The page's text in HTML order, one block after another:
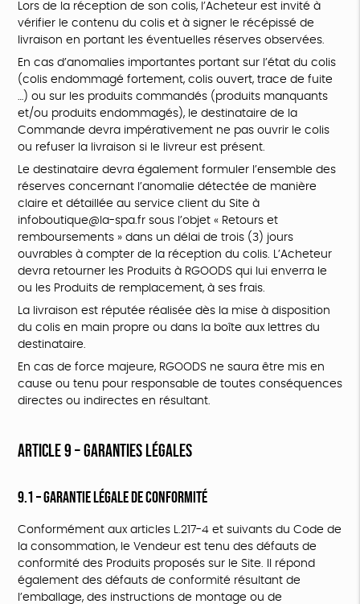
Lors de la réception de son colis, l’Acheteur est invité à
vérifier le contenu du colis et à signer le récépissé de
livraison en portant les éventuelles réserves observées.
En cas d’anomalies importantes portant sur l’état du colis
(colis endommagé fortement, colis ouvert, trace de fuite
…) ou sur les produits commandés (produits manquants
et/ou produits endommagés), le destinataire de la
Commande devra impérativement ne pas ouvrir le colis
ou refuser la livraison si le livreur est présent.
Le destinataire devra également formuler l’ensemble des
réserves concernant l’anomalie détectée de manière
claire et détaillée au service client du Site à
infoboutique@la-spa.fr sous l’objet « Retours et
remboursements » dans un délai de trois (3) jours
ouvrables à compter de la réception du colis. L’Acheteur
devra retourner les Produits à RGOODS qui lui enverra le
ou les Produits de remplacement, à ses frais.
La livraison est réputée réalisée dès la mise à disposition
du colis en main propre ou dans la boîte aux lettres du
destinataire.
En cas de force majeure, RGOODS ne saura être mis en
cause ou tenu pour responsable de toutes conséquences
directes ou indirectes en résultant.
ARTICLE 9 – GARANTIES LÉGALES
9.1 – Garantie légale de conformité
Conformément aux articles L.217-4 et suivants du Code de
la consommation, le Vendeur est tenu des défauts de
conformité des Produits proposés sur le Site. Il répond
également des défauts de conformité résultant de
l’emballage, des instructions de montage ou de